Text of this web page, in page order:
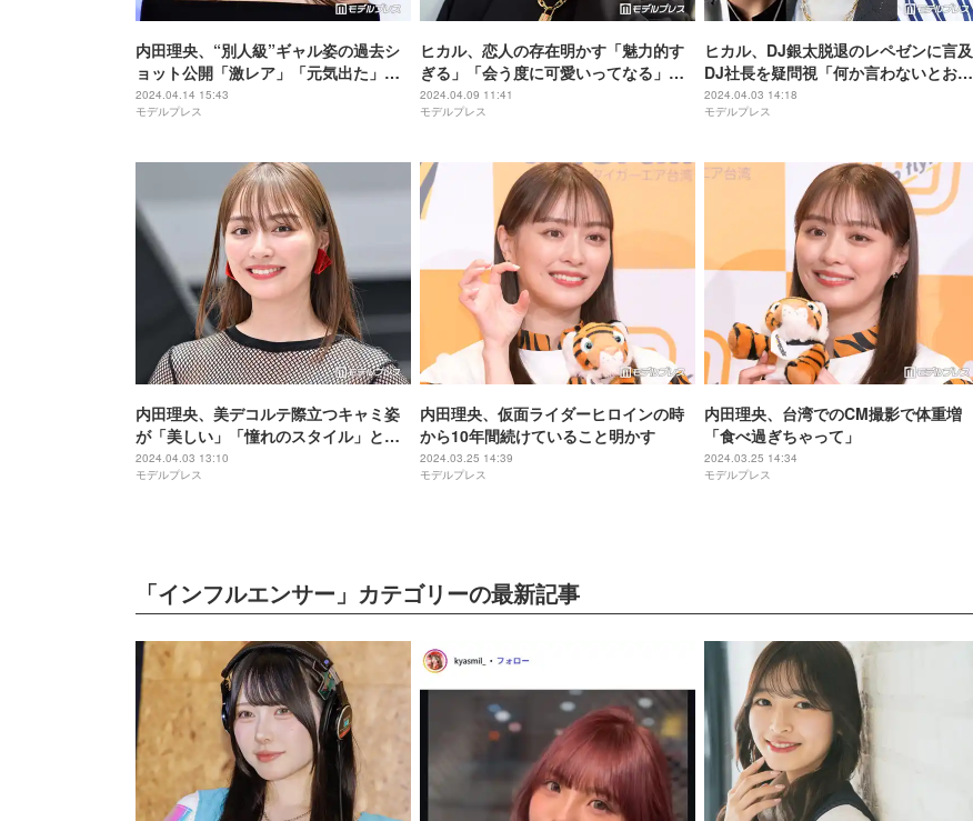
内田理央、“別人級”ギャル姿の過去シ
ョット公開「激レア」「元気出た」と
反響
2024.04.14 15:43
モデルプレス
ヒカル、恋人の存在明かす「魅力的す
ぎる」「会う度に可愛いってなる」毎
月25日に必ずプレゼントも
2024.04.09 11:41
モデルプレス
ヒカル、DJ銀太脱退のレペゼンに言及
DJ社長を疑問視「何か言わないとおか
しい」
2024.04.03 14:18
モデルプレス
内田理央、美デコルテ際立つキャミ姿
が「美しい」「憧れのスタイル」と話
題
2024.04.03 13:10
モデルプレス
内田理央、仮面ライダーヒロインの時
から10年間続けていること明かす
2024.03.25 14:39
モデルプレス
内田理央、台湾でのCM撮影で体重増
「食べ過ぎちゃって」
2024.03.25 14:34
モデルプレス
「インフルエンサー」カテゴリーの最新記事